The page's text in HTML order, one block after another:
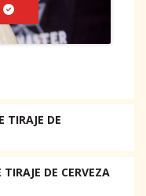
TIRAJE DE
DE CERVEZA